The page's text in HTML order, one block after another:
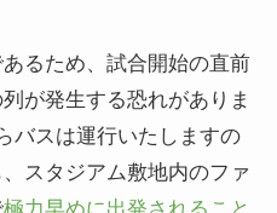
るため、試合開始の直前
が発生する恐れがありま
バスは運行いたしますの
スタジアム敷地内のファ